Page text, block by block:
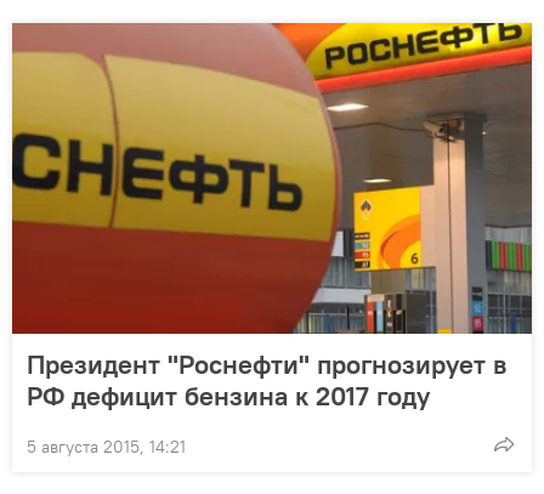
Президент "Роснефти" прогнозирует в
РФ дефицит бензина к 2017 году
5 августа 2015, 14:21